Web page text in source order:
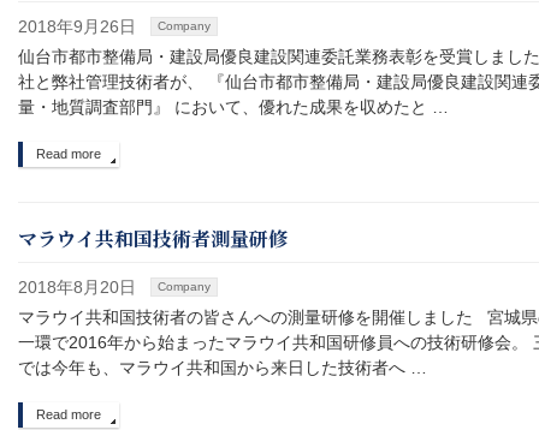
2018年9月26日 Company
仙台市都市整備局・建設局優良建設関連委託業務表彰を受賞しまし
社と弊社管理技術者が、 『仙台市都市整備局・建設局優良建設関
量・地質調査部門』 において、優れた成果を収めたと …
Read more
マラウイ共和国技術者測量研修
2018年8月20日 Company
マラウイ共和国技術者の皆さんへの測量研修を開催しました 宮城
一環で2016年から始まったマラウイ共和国研修員への技術研修会。
では今年も、マラウイ共和国から来日した技術者へ …
Read more